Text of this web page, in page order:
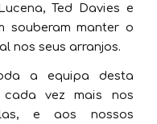
Ted Davies e
souberam manter o
nos seus arranjos.
a equipa desta
vez mais nos
e aos nossos